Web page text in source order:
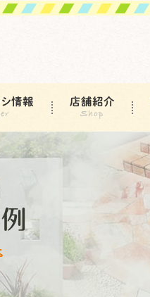
情報 店舗紹介